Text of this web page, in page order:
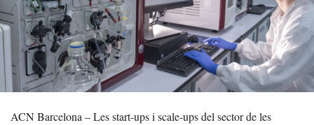
ACN Barcelona – Les start-ups i scale-ups del sector de les